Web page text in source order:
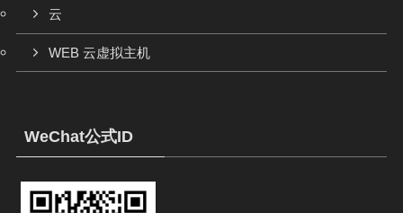
云
WEB 云虚拟主机
WeChat公式ID